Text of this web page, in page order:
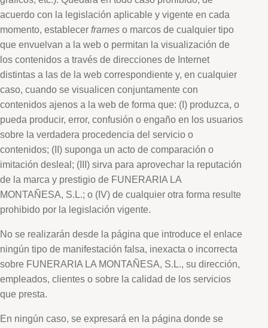
acuerdo con la legislación aplicable y vigente en cada
momento, establecer frames o marcos de cualquier tipo
que envuelvan a la web o permitan la visualización de
los contenidos a través de direcciones de Internet
distintas a las de la web correspondiente y, en cualquier
caso, cuando se visualicen conjuntamente con
contenidos ajenos a la web de forma que: (I) produzca, o
pueda producir, error, confusión o engaño en los usuarios
sobre la verdadera procedencia del servicio o
contenidos; (II) suponga un acto de comparación o
imitación desleal; (III) sirva para aprovechar la reputación
de la marca y prestigio de FUNERARIA LA
MONTAÑESA, S.L.; o (IV) de cualquier otra forma resulte
prohibido por la legislación vigente.
No se realizarán desde la página que introduce el enlace
ningún tipo de manifestación falsa, inexacta o incorrecta
sobre FUNERARIA LA MONTAÑESA, S.L., su dirección,
empleados, clientes o sobre la calidad de los servicios
que presta.
En ningún caso, se expresará en la página donde se